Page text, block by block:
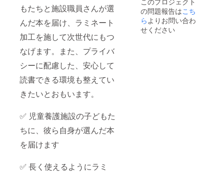
もたちと施設職員さんが選
んだ本を届け、ラミネート
加工を施して次世代にもつ
なげます。また、プライバ
シーに配慮した、安心して
読書できる環境も整えてい
きたいとおもいます。
✅ 児童養護施設の子どもた
ちに、彼ら自身が選んだ本
を届けます
✅ 長く使えるようにラミ
の問題報告はこち
ら よりお問い合わ
せください